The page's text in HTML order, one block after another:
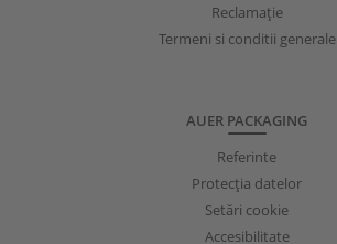
Reclamație
Termeni si conditii generale
AUER PACKAGING
Referinte
Protecţia datelor
Setări cookie
Accesibilitate